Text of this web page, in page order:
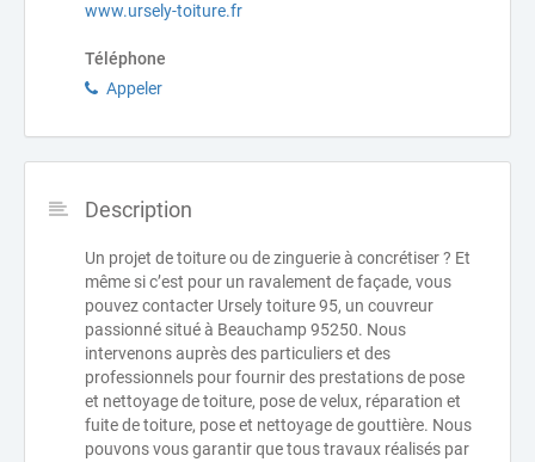
www.ursely-toiture.fr
Téléphone
Appeler
Description
Un projet de toiture ou de zinguerie à concrétiser ? Et
même si c’est pour un ravalement de façade, vous
pouvez contacter Ursely toiture 95, un couvreur
passionné situé à Beauchamp 95250. Nous
intervenons auprès des particuliers et des
professionnels pour fournir des prestations de pose
et nettoyage de toiture, pose de velux, réparation et
fuite de toiture, pose et nettoyage de gouttière. Nous
pouvons vous garantir que tous travaux réalisés par